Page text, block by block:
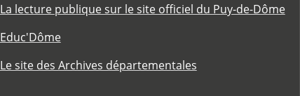
La lecture publique sur le site officiel du Puy-de-Dôme
Educ'Dôme
Le site des Archives départementales